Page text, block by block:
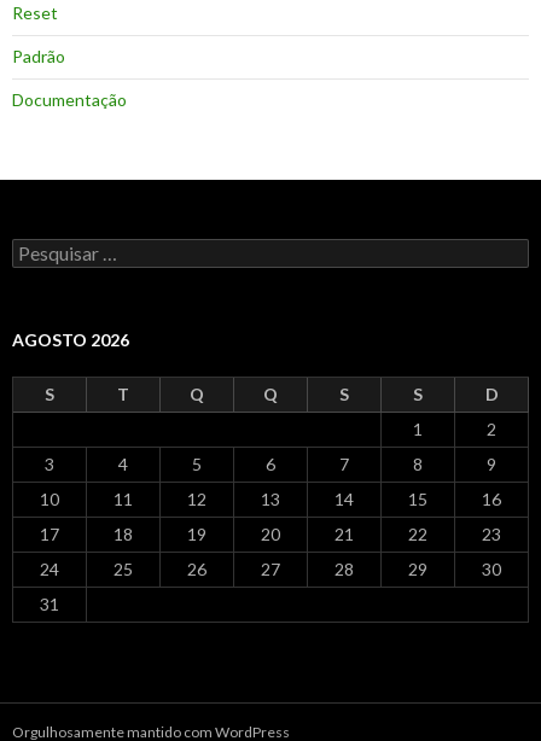
Reset
Padrão
Documentação
Pesquisar
por:
AGOSTO 2026
S T Q Q S S
D
1
2
3
4 5 6 7 8
9
10
11 12 13 14 15
16
17
18 19 20 21 22
23
24
25 26 27 28 29
30
31
Orgulhosamente mantido com WordPress